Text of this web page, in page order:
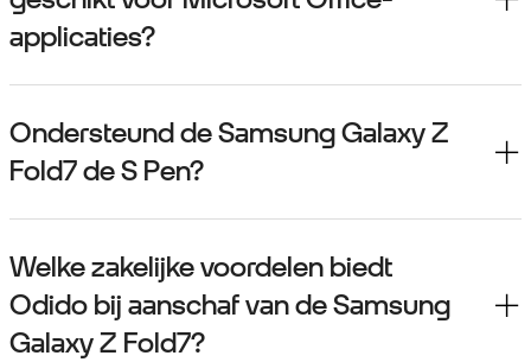
applicaties?
Ondersteund de Samsung Galaxy Z
Fold7 de S Pen?
Welke zakelijke voordelen biedt
Odido bij aanschaf van de Samsung
Galaxy Z Fold7?